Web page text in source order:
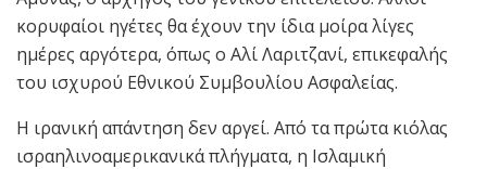
κορυφαίοι ηγέτες θα έχουν την ίδια μοίρα λίγες
ημέρες αργότερα, όπως ο Αλί Λαριτζανί, επικεφαλής
του ισχυρού Εθνικού Συμβουλίου Ασφαλείας.
Η ιρανική απάντηση δεν αργεί. Από τα πρώτα κιόλας
ισραηλινοαμερικανικά πλήγματα, η Ισλαμική